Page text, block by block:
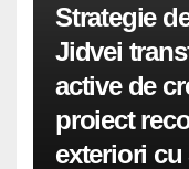
Strategie
Jidvei
active de
proiect
exteriori cu